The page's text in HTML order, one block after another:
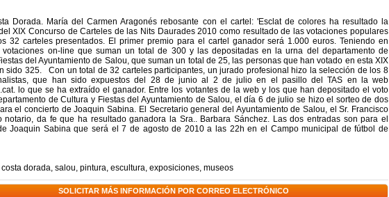
Dorada. María del Carmen Aragonés rebosante con el cartel: 'Esclat de colores ha resultado la
XIX Concurso de Carteles de las Nits Daurades 2010 como resultado de las votaciones populares
32 carteles presentados. El primer premio para el cartel ganador será 1.000 euros. Teniendo en
votaciones on-line que suman un total de 300 y las depositadas en la urna del departamento de
del Ayuntamiento de Salou, que suman un total de 25, las personas que han votado en esta XIX
sido 325. Con un total de 32 carteles participantes, un jurado profesional hizo la selección de los 8
que han sido expuestos del 28 de junio al 2 de julio en el pasillo del TAS en la web
lo que se ha extraído el ganador. Entre los votantes de la web y los que han depositado el voto
de Cultura y Fiestas del Ayuntamiento de Salou, el día 6 de julio se hizo el sorteo de dos
el concierto de Joaquin Sabina. El Secretario general del Ayuntamiento de Salou, el Sr. Francisco
notario, da fe que ha resultado ganadora la Sra.. Barbara Sánchez. Las dos entradas son para el
Joaquin Sabina que será el 7 de agosto de 2010 a las 22h en el Campo municipal de fútbol de
costa dorada, salou, pintura, escultura, exposiciones, museos
SOLICITAR MÁS INFORMACIÓN POR CORREO ELECTRÓNICO